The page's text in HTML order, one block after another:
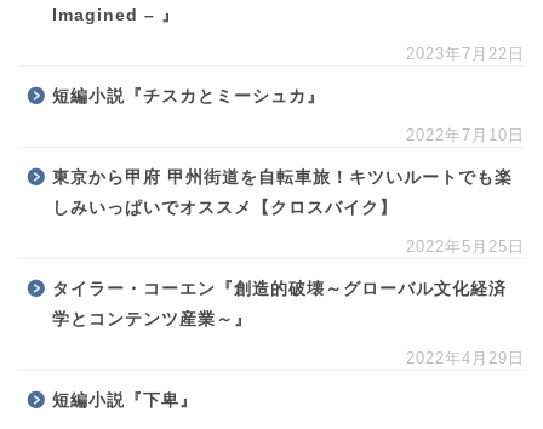
Imagined – 』
2023年7月22日
短編小説『チスカとミーシュカ』
2022年7月10日
東京から甲府 甲州街道を自転車旅！キツいルートでも楽
しみいっぱいでオススメ【クロスバイク】
2022年5月25日
タイラー・コーエン『創造的破壊～グローバル文化経済
学とコンテンツ産業～』
2022年4月29日
短編小説『下卑』